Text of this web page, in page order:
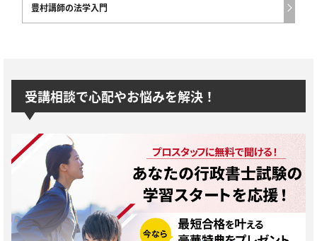
豊村講師の法学入門
受講相談で心配やお悩みを解決！